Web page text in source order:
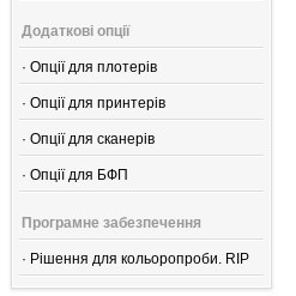
Додаткові опції
· Опції для плотерів
· Опції для принтерів
· Опції для сканерів
· Опції для БФП
Програмне забезпечення
· Рішення для кольоропроби. RIP